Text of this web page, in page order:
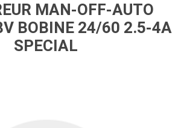
MAN-OFF-AUTO
BOBINE 24/60 2.5-4A
SPECIAL